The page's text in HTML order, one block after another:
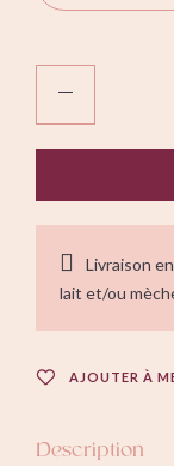
Livraison
lait et/ou
AJOUTER À
Description